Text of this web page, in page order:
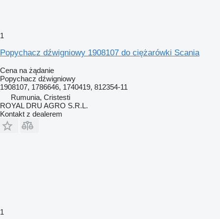
1
Popychacz dźwigniowy 1908107 do ciężarówki Scania
Cena na żądanie
Popychacz dźwigniowy
1908107, 1786646, 1740419, 812354-11
Rumunia, Cristesti
ROYAL DRU AGRO S.R.L.
Kontakt z dealerem
1